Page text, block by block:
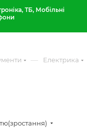
ТБ, Мобільні
— Електрика